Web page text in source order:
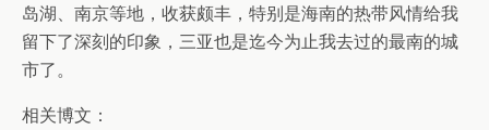
岛湖、南京等地，收获颇丰，特别是海南的热带风情给我
留下了深刻的印象，三亚也是迄今为止我去过的最南的城
市了。
相关博文：